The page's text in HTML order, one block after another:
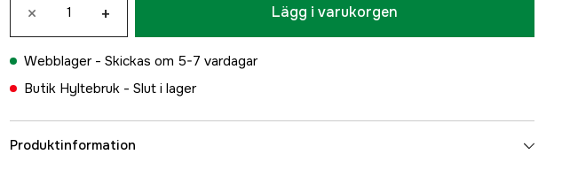
× + Lägg i varukorgen
Webblager - Skickas om 5-7 vardagar
Butik Hyltebruk - Slut i lager
Produktinformation